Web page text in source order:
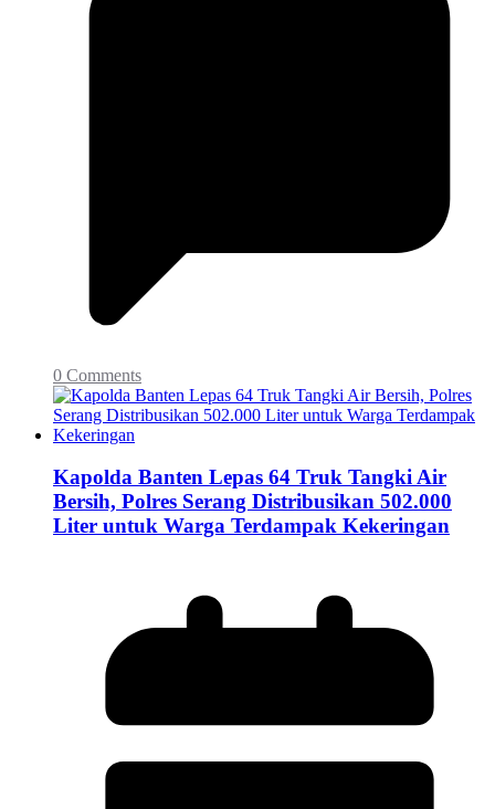
0 Comments
Kapolda Banten Lepas 64 Truk Tangki Air
Bersih, Polres Serang Distribusikan 502.000
Liter untuk Warga Terdampak Kekeringan